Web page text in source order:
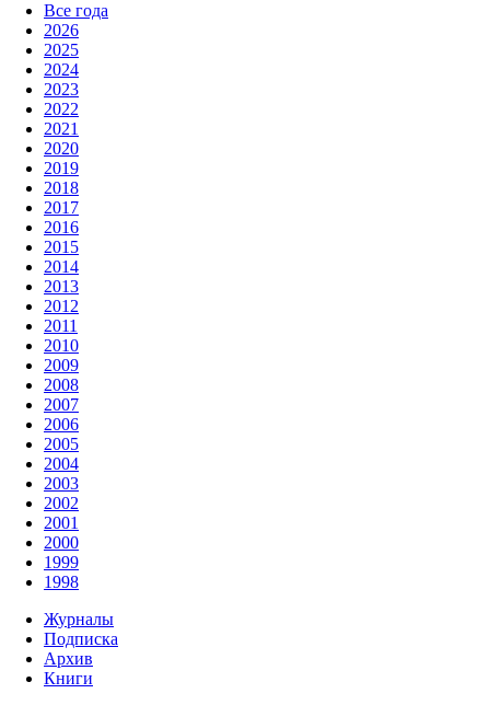
Все года
2026
2025
2024
2023
2022
2021
2020
2019
2018
2017
2016
2015
2014
2013
2012
2011
2010
2009
2008
2007
2006
2005
2004
2003
2002
2001
2000
1999
1998
Журналы
Подписка
Архив
Книги